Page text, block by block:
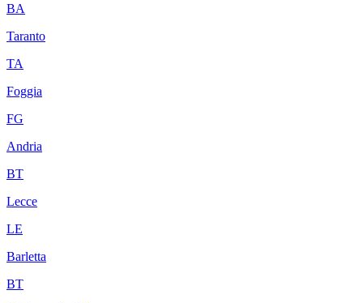
BA
Taranto
TA
Foggia
FG
Andria
BT
Lecce
LE
Barletta
BT